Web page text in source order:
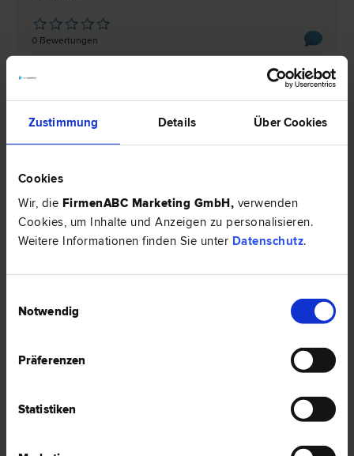
Zustimmung Details Über Cookies
Cookies
Wir, die FirmenABC Marketing GmbH, verwenden
Cookies, um Inhalte und Anzeigen zu personalisieren.
Weitere Informationen finden Sie unter Datenschutz.
Notwendig
Präferenzen
Statistiken
0 Bewertungen
Rechtsnews & Expertentipps zum Thema
"Versicherungsrecht"
Schmuck gestohlen – Wann zahlt die Versicherung?
Schmuck gestohlen: Welche Nachweise verlangt die Versicherung?